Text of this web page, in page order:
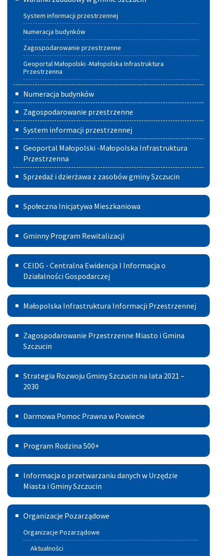
zabudowy
Gminie
Szczucin
System informacji przestrzennej
Numeracja budynków
Zagospodarowanie przestrzenne
Geoportal Małopolski -Małopolska Infrastruktura
Przestrzenna
Numeracja budynków
Zagospodarowanie przestrzenne
System informacji przestrzennej
Geoportal Małopolski -Małopolska Infrastruktura
Przestrzenna
Sprzedaż i dzierżawa z zasobów gminy Szczucin
Społeczna
Inicjatywa
Mieszkaniowa
Społeczna Inicjatywa Mieszkaniowa
Gminny
Program
Rewitalizacji
Gminny Program Rewitalizacji
Centralna
Ewidencja
I
Informacja
o
Działalności
Gospodarczej
CEIDG - Centralna Ewidencja I Informacja o
Działalności Gospodarczej
Małopolska
Infrastruktura
Informacji
Przestrzennej
Małopolska Infrastruktura Informacji Przestrzennej
Zagospodarowanie
Przestrzenne
Miasto
Zagospodarowanie Przestrzenne Miasto i Gmina
Szczucin
Strategia
Rozwoju
Gminy
Szczucin
na
lata
2021
–
2030
Strategia Rozwoju Gminy Szczucin na lata 2021 –
2030
Darmowa
Pomoc
Prawna
w
Powiecie
Darmowa Pomoc Prawna w Powiecie
Program
Rodzina
500+
Program Rodzina 500+
Informacja
przetwarzaniu
danych
Urzędzie
Informacja o przetwarzaniu danych w Urzędzie
Miasta i Gminy Szczucin
Szczuciński
Portal
Aktywnych
Organizacje Pozarządowe
Organizacje Pozarządowe
Aktualności